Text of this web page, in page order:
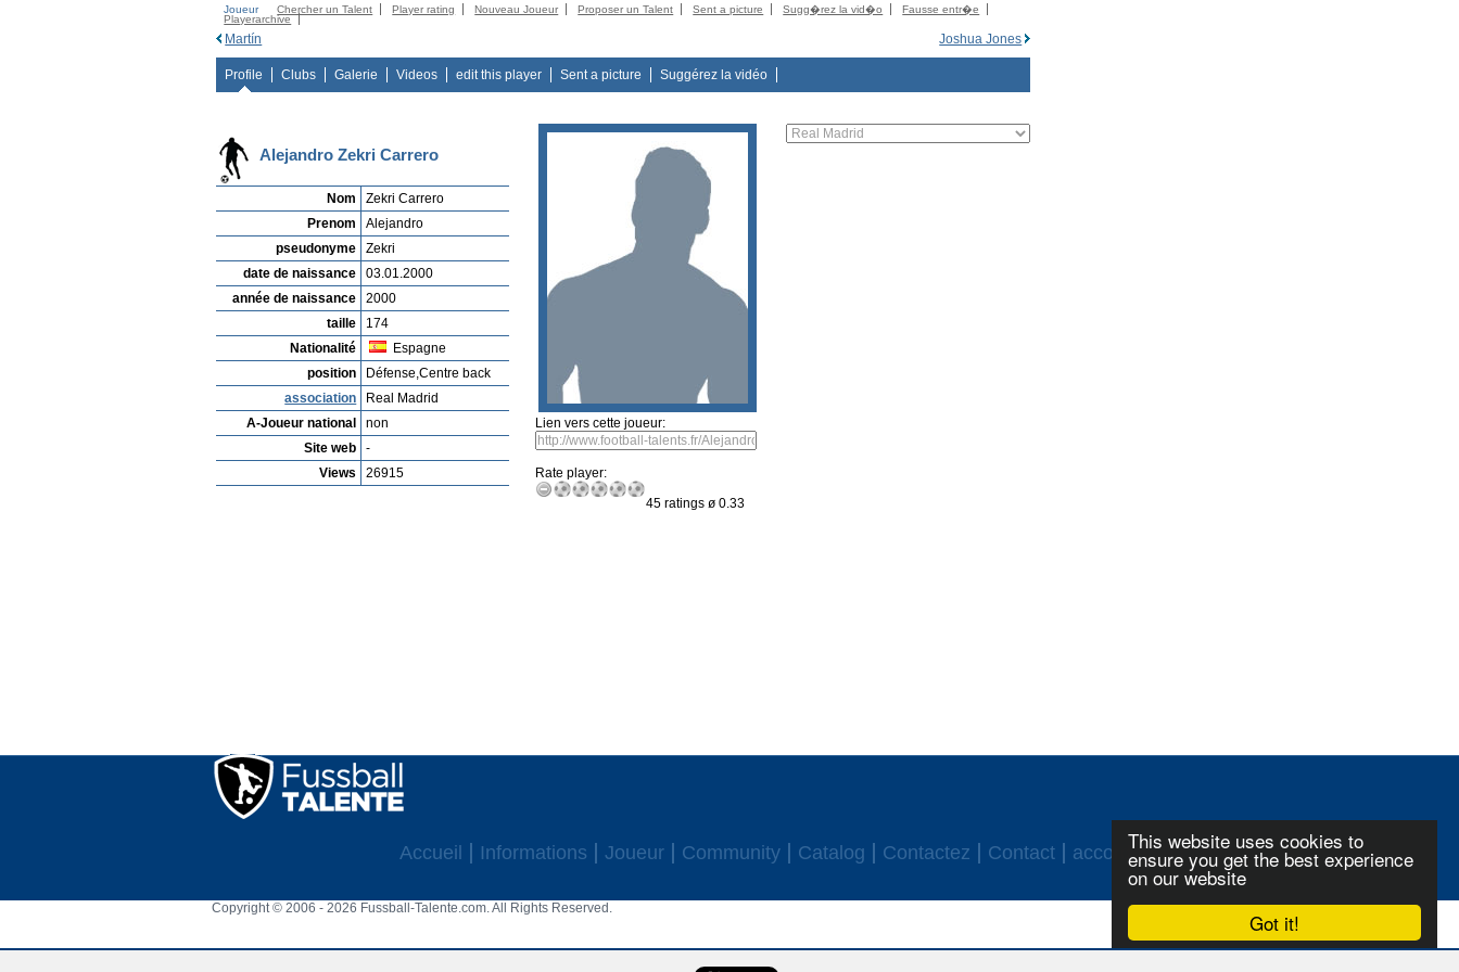
Got it!
This website uses cookies to
ensure you get the best experience
on our website
Joueur Chercher un Talent Player rating Nouveau Joueur Proposer un Talent Sent a picture Sugg�rez la vid�o
Fausse entr�e
Playerarchive
Joshua Jones
Martín
Profile Clubs Galerie Videos edit this player Sent a picture Suggérez la vidéo
Alejandro Zekri Carrero
Nom
Zekri Carrero
Prenom
Alejandro
pseudonyme
Zekri
date de naissance
03.01.2000
année de naissance
2000
taille
174
Nationalité
Espagne
position
Défense,Centre back
association
Real Madrid
A-Joueur national
non
Site web
-
Views
26915
Lien vers cette joueur:
Rate player:
45 ratings ø 0.33
Accueil Informations Joueur Community Catalog Contactez Contact accord ASF Login
Copyright © 2006 - 2026 Fussball-Talente.com. All Rights Reserved.